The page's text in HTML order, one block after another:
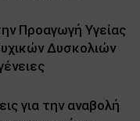
Προαγωγή Υγείας
Δυσκολιών
για την αναβολή